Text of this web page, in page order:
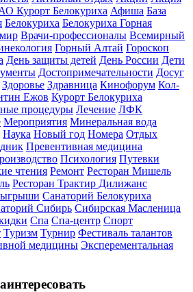
Курорт Белокуриха Афиша База
Белокуриха Белокуриха Горная
Врачи-профессионалы Всемирный
Горный Алтай Гороскоп
День защиты детей День России Дети
Достопримечательности Досуг
Здоровье Здравница Кинофорум Кол-
Ежов Курорт Белокуриха
процедуры Лечение ЛФК
Мероприятия Минеральная вода
Наука Новый год Номера Отдых
Превентивная медицина
Психология Путевки
чтения Ремонт Ресторан Мишель
Ресторан Трактир Дилижанс
Санаторий Белокуриха
Сибирь Сибирская Масленица
Спа Спа-центр Спорт
Туризм Турнир Фестиваль талантов
медицины Эксперементальная